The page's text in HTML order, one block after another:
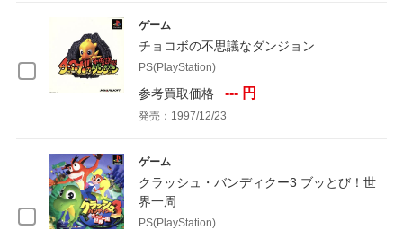
ゲーム
チョコボの不思議なダンジョン
PS(PlayStation)
参考買取価格 --- 円
発売：1997/12/23
ゲーム
クラッシュ・バンディクー3 ブッとび！世
界一周
PS(PlayStation)